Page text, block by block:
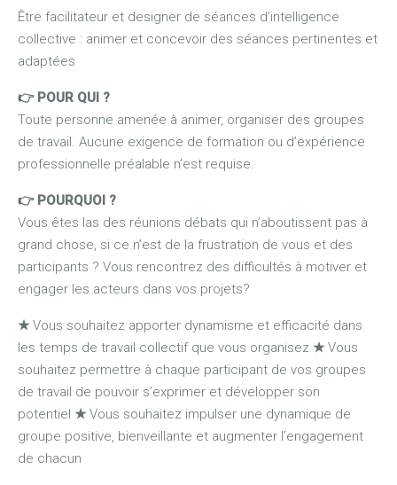
Être facilitateur et designer de séances d’intelligence
collective : animer et concevoir des séances pertinentes et
adaptées
👉 POUR QUI ?
Toute personne amenée à animer, organiser des groupes
de travail. Aucune exigence de formation ou d’expérience
professionnelle préalable n’est requise.
👉 POURQUOI ?
Vous êtes las des réunions débats qui n’aboutissent pas à
grand chose, si ce n’est de la frustration de vous et des
participants ? Vous rencontrez des difficultés à motiver et
engager les acteurs dans vos projets?
★Vous souhaitez apporter dynamisme et efficacité dans
les temps de travail collectif que vous organisez ★Vous
souhaitez permettre à chaque participant de vos groupes
de travail de pouvoir s’exprimer et développer son
potentiel ★Vous souhaitez impulser une dynamique de
groupe positive, bienveillante et augmenter l’engagement
de chacun